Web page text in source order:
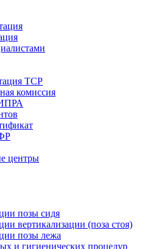
ТСР
комиссия
центры
позы сидя
вертикализации (поза стоя)
позы лежа
и гигиенических процедур